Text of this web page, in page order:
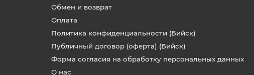
Обмен и возврат
Оплата
Политика конфиденциальности (Бийск)
Публичный договор (оферта) (Бийск)
Форма согласия на обработку персональных данных
О нас